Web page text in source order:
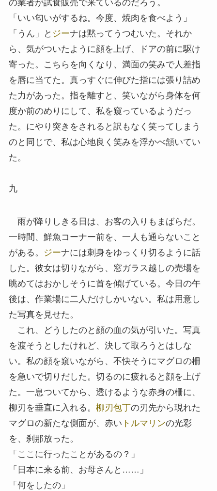
の業者が試食販売で来ているのだろう。
「いい匂いがするね。今度、焼肉を食べよう」
「うん」と ジーナは黙ってうつむいた。それか
ら、気がついたように顔を上げ、ドアの前に駆け
寄った。こちらを向くなり、満面の笑みで人差指
を唇に当てた。真っすぐに伸びた指には張り詰め
た力があった。指を離すと、笑いながら身体を何
度か前のめりにして、私を窺っているようだっ
た。にやり突きをされると訳もなく笑ってしまう
のと同じで、私は心地良く笑みを浮かべ頷いてい
た。
九
雨が降りしきる日は、お客の入りもまばらだ。
一時間、鮮魚コーナー前を、一人も通らないこと
がある。
ジーナには刺身をゆっくり切るように話
した。彼女は切りながら、窓ガラス越しの売場を
眺めてはおかしそうに首を傾げている。今日の午
後は、作業場に二人だけしかいない。私は用意し
た写真を見せた。
これ、どうしたのと顔の血の気が引いた。写真
を渡そうとしたけれど、決して取ろうとはしな
い。私の顔を窺いながら、不快そうにマグロの柵
を急いで切りだした。切るのに疲れると顔を上げ
た。一息ついてから、透けるような赤身の柵に、
柳刃を垂直に入れる。 柳刃包丁の刃先から現れた
マグロの新たな側面が、赤い トルマリンの光彩
を、刹那放った。
「ここに行ったことがあるの？」
「日本に来る前、お母さんと……」
「何をしたの」